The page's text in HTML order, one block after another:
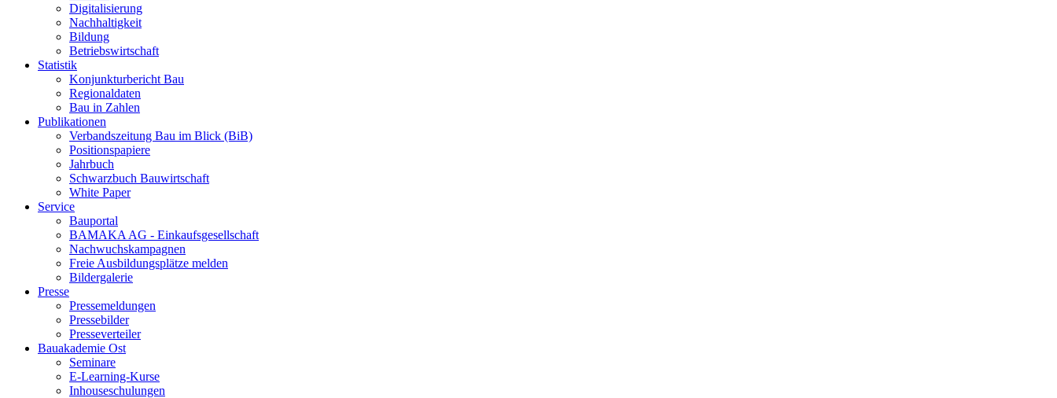
Digitalisierung
Nachhaltigkeit
Bildung
Betriebswirtschaft
Statistik
Konjunkturbericht Bau
Regionaldaten
Bau in Zahlen
Publikationen
Verbandszeitung Bau im Blick (BiB)
Positionspapiere
Jahrbuch
Schwarzbuch Bauwirtschaft
White Paper
Service
Bauportal
BAMAKA AG - Einkaufsgesellschaft
Nachwuchskampagnen
Freie Ausbildungsplätze melden
Bildergalerie
Presse
Pressemeldungen
Pressebilder
Presseverteiler
Bauakademie Ost
Seminare
E-Learning-Kurse
Inhouseschulungen